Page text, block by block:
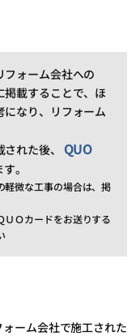
フォーム会社への
掲載することで、ほ
なり、リフォーム
れた後、 QUO
。
微な工事の場合は、掲
Ｏカードをお送りする
ーム会社で施工された